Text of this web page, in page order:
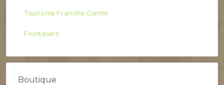
Tourisme Franche-Comté
Frontaliers
Boutique